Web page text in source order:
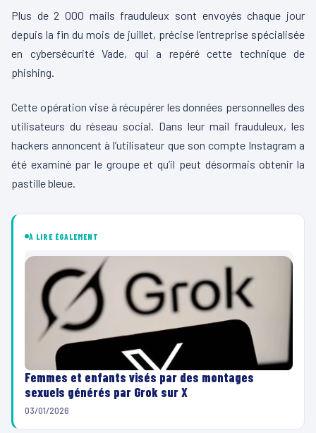
Plus de 2 000 mails frauduleux sont envoyés chaque jour
depuis la fin du mois de juillet, précise l’entreprise spécialisée
en cybersécurité Vade, qui a repéré cette technique de
phishing.
Cette opération vise à récupérer les données personnelles des
utilisateurs du réseau social. Dans leur mail frauduleux, les
hackers annoncent à l’utilisateur que son compte Instagram a
été examiné par le groupe et qu’il peut désormais obtenir la
pastille bleue.
À LIRE ÉGALEMENT
Femmes et enfants visés par des montages
sexuels générés par Grok sur X
03/01/2026